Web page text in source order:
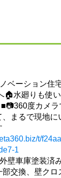
ベーション住
🏠水廻りも使
度カメラ
まるで現地に
t/
1
壁車庫塗装済
交換、壁クロ